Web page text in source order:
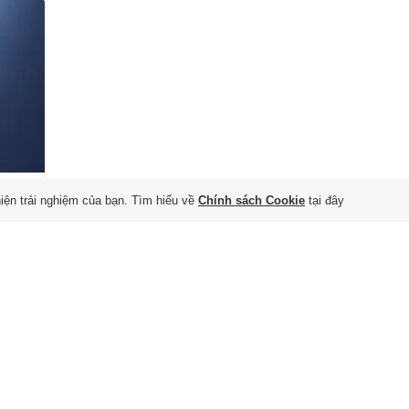
trải nghiệm của bạn. Tìm hiểu về Chính sách Cookie tại đây